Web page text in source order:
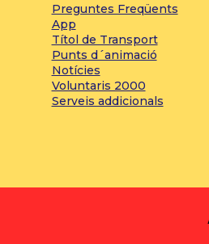
Preguntes Freqüents
App
Títol de Transport
Punts d´animació
Notícies
Voluntaris 2000
Serveis addicionals